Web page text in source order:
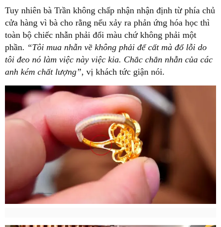
Tuy nhiên bà Trần không chấp nhận nhận định từ phía chủ
cửa hàng vì bà cho rằng nếu xảy ra phản ứng hóa học thì
toàn bộ chiếc nhẫn phải đổi màu chứ không phải một
phần. “Tôi mua nhẫn về không phải để cất mà đổ lỗi do
tôi đeo nó làm việc này việc kia. Chắc chắn nhẫn của các
anh kém chất lượng”, vị khách tức giận nói.